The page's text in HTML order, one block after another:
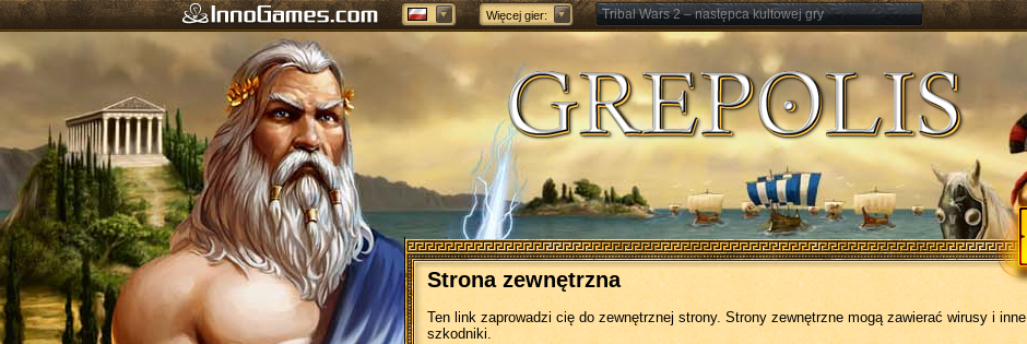
Więcej gier: Tribal Wars 2 – następca kultowej gry
Forge of Empires – Strategia o epokach cywilizacji
Strona zewnętrzna
Ten link zaprowadzi cię do zewnętrznej strony. Strony zewnętrzne mogą zawierać wirusy i inne
szkodniki.